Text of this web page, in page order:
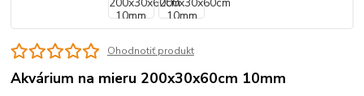
Ohodnotiť produkt
Akvárium na mieru 200x30x60cm 10mm